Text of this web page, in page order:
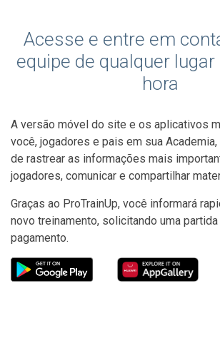
Acesse e entre em
equipe de qualquer
hora
A versão móvel do site e os aplicativos
você, jogadores e pais em sua
de rastrear as informações mais
jogadores, comunicar e compartilhar
Graças ao ProTrainUp, você informará
novo treinamento, solicitando uma
pagamento.